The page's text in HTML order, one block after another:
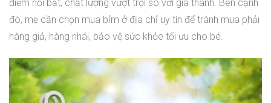
điểm nổi bật, chất lượng vượt trội so với giá thành. Bên cạnh
đó, mẹ cần chọn mua bỉm ở địa chỉ uy tín để tránh mua phải
hàng giả, hàng nhái, bảo vệ sức khỏe tối ưu cho bé.